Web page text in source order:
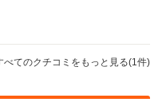
べてのクチコミをもっと見る(1件)